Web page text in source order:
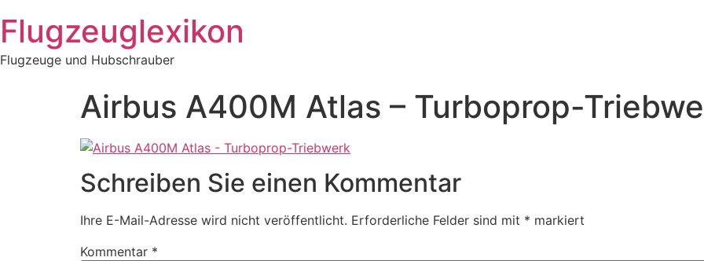
Inhalt
springen
Flugzeuglexikon
Flugzeuge und Hubschrauber
Airbus A400M Atlas – Turboprop-
Schreiben Sie einen Kommentar
Ihre E-Mail-Adresse wird nicht veröffentlicht. Erforderliche Felder sind mit * markiert
Kommentar *